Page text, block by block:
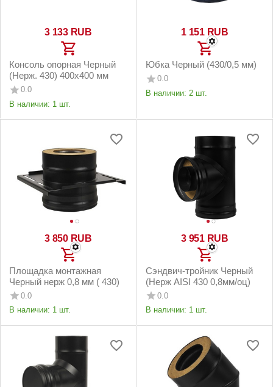
3 133 RUB
Консоль опорная Черный
(Нерж. 430) 400х400 мм
0.0
В наличии: 1 шт.
1 151 RUB
Юбка Черный (430/0,5 мм)
0.0
В наличии: 2 шт.
3 850 RUB
Площадка монтажная
Черный нерж 0,8 мм ( 430)
0.0
В наличии: 1 шт.
3 951 RUB
Сэндвич-тройник Черный
(Нерж AISI 430 0,8мм/оц)
0.0
В наличии: 1 шт.